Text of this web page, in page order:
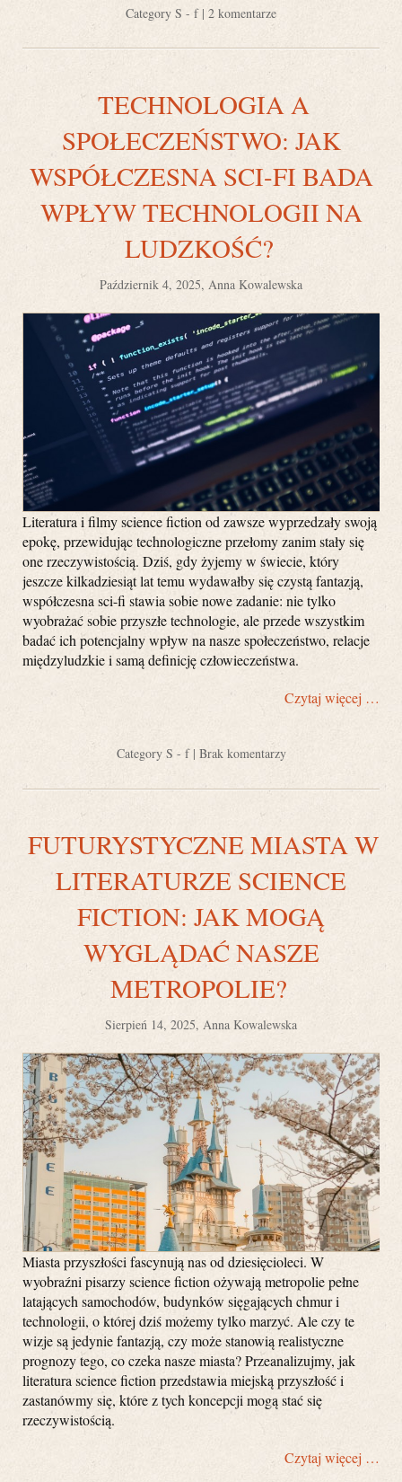
Category S - f| 2 komentarze
TECHNOLOGIA A
SPOŁECZEŃSTWO: JAK
WSPÓŁCZESNA SCI-FI BADA
WPŁYW TECHNOLOGII NA
LUDZKOŚĆ?
Październik 4, 2025, Anna Kowalewska
Literatura i filmy science fiction od zawsze wyprzedzały swoją
epokę, przewidując technologiczne przełomy zanim stały się
one rzeczywistością. Dziś, gdy żyjemy w świecie, który
jeszcze kilkadziesiąt lat temu wydawałby się czystą fantazją,
współczesna sci-fi stawia sobie nowe zadanie: nie tylko
wyobrażać sobie przyszłe technologie, ale przede wszystkim
badać ich potencjalny wpływ na nasze społeczeństwo, relacje
międzyludzkie i samą definicję człowieczeństwa.
Czytaj więcej …
Category S - f| Brak komentarzy
FUTURYSTYCZNE MIASTA W
LITERATURZE SCIENCE
FICTION: JAK MOGĄ
WYGLĄDAĆ NASZE
METROPOLIE?
Sierpień 14, 2025, Anna Kowalewska
Miasta przyszłości fascynują nas od dziesięcioleci. W
wyobraźni pisarzy science fiction ożywają metropolie pełne
latających samochodów, budynków sięgających chmur i
technologii, o której dziś możemy tylko marzyć. Ale czy te
wizje są jedynie fantazją, czy może stanowią realistyczne
prognozy tego, co czeka nasze miasta? Przeanalizujmy, jak
literatura science fiction przedstawia miejską przyszłość i
zastanówmy się, które z tych koncepcji mogą stać się
rzeczywistością.
Czytaj więcej …